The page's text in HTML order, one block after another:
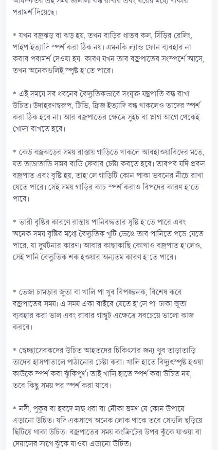
পরামর্শ দিয়েছে।
* যখন বজ্রঝড় বা ঝড় হয়, তখন বাড়ির ধাতব কল, সিঁড়ির রেলিং,
পাইপ ইত্যাদি স্পর্শ করা ঠিক নয়। এমনকি ল্যান্ড ফোন ব্যবহার না
করার পরামর্শ দেওয়া হয়। কারণ যখন তার বজ্রপাতের সংস্পর্শে আসে,
তখন অনেকগুলিই স্পৃষ্ট হ’তে পারে।
* এই সময়ে সব ধরনের বৈদ্যুতিকভাবে সংযুক্ত যন্ত্রপাতি বন্ধ রাখা
উচিত। উদাহরণস্বরূপ, টিভি, ফ্রিজ ইত্যাদি বন্ধ থাকলেও তাদের স্পর্শ
করা ঠিক হবে না। আর বজ্রপাতের ক্ষেত্রে সুইচ বা প্লাগ আগে থেকেই
খোলা রাখতে হবে।
* কেউ বজ্রঝড়ের সময় রাস্তায় গাড়িতে থাকলে আবহাওয়াবিদের মতে,
যত তাড়াতাড়ি সম্ভব বাড়ি ফেরার চেষ্টা করতে হবে। তারপর যদি প্রবল
বজ্রপাত এবং বৃষ্টি হয়, তাহ’লে গাড়িটি কোন পাকা ভবনের নীচে রাখা
যেতে পারে। সেই সময় গাড়ির কাচ স্পর্শ করাও বিপদের কারণ হ’তে
পারে।
* ভারী বৃষ্টির কারণে রাস্তায় পানিবদ্ধতার সৃষ্টি হ’তে পারে এবং
অনেক সময় বৃষ্টির মধ্যে বৈদ্যুতিক খুটি ভেঙে তার পানিতে পড়ে যেতে
পারে, যা দুর্ঘটনার কারণ। আবার কাছাকাছি কোথাও বজ্রপাত হ’লেও,
সেই পানি বৈদ্যুতিক শক হওয়ার অন্যতম কারণ হ’তে পারে।
* ভেজা চামড়ার জুতা বা খালি পা খুব বিপজ্জনক, বিশেষ করে
বজ্রপাতের সময়। এ সময় একা বাইরে যেতে হ’লে পা-ঢাকা জুতা
ব্যবহার করা ভাল এবং রাবার গাম্বুট এক্ষেত্রে সবচেয়ে ভালো কাজ
করবে।
* স্বেচ্ছাসেবকদের উচিত আহতদের চিকিৎসার জন্য খুব তাড়াতাড়ি
তাদের হাসপাতালে পাঠানোর চেষ্টা করা। খালি হাতে বিদ্যুৎস্পৃষ্ট হওয়া
কাউকে স্পর্শ করা ঝুঁকিপূর্ণ। তাই খালি হাতে স্পর্শ করা উচিত নয়,
তবে কিছু সময় পর স্পর্শ করা যাবে।
* নদী, পুকুর বা হরদে মাছ ধরা বা নৌকা ভ্রমণ যে কোন উপায়ে
এড়ানো উচিত। যদি একসাথে অনেক লোক থাকে তবে সেগুলি ছড়িয়ে
ছিটিয়ে থাকা উচিত। বজ্রপাতের সময় কংক্রিটের উপর ঝুঁকে যাওয়া বা
দেয়ালের সাথে ঝুঁকে যাওয়া এড়ানো উচিত।